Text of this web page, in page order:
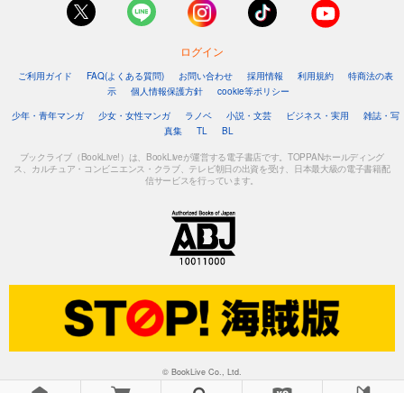
ログイン
ご利用ガイド FAQ(よくある質問) お問い合わせ 採用情報 利用規約
特商法の表
示
個人情報保護方針
cookie等ポリシー
少年・青年マンガ
少女・女性マンガ ラノベ 小説・文芸 ビジネス・実用
雑誌・写
真集
TL BL
ブックライブ（BookLive!）は、BookLiveが運営する電子書店です。TOPPANホールディング
ス、カルチュア・コンビニエンス・クラブ、テレビ朝日の出資を受け、日本最大級の電子書籍配
信サービスを行っています。
© BookLive Co., Ltd.